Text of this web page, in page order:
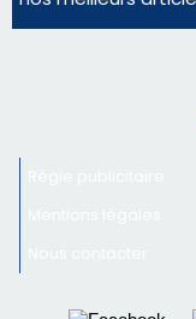
nos meilleurs articles